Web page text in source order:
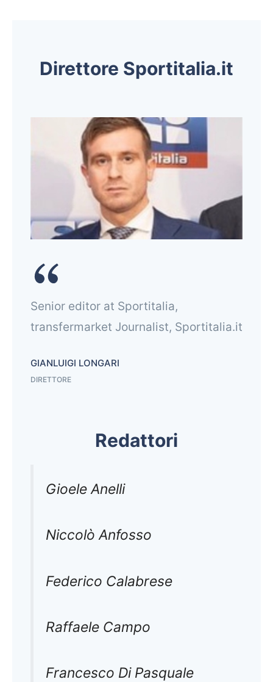
Direttore Sportitalia.it
Senior editor at Sportitalia,
transfermarket Journalist, Sportitalia.it
GIANLUIGI LONGARI
DIRETTORE
Redattori
Gioele Anelli
Niccolò Anfosso
Federico Calabrese
Raffaele Campo
Francesco Di Pasquale